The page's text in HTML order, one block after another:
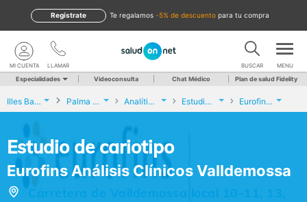
te regalamos -5% de descuento para tu compra
Regístrate
LLAMAR
MI CUENTA BUSCAR MENU
Especialidades Videoconsulta Chat Médico Plan de salud Fidelity
Illes Balears Palma de Mallorca Analíticas y Genética Estudio de cariotipo Eurofins Análisis Clínicos Valldemossa
Estudio de cariotipo
Eurofins Análisis Clínicos Valldemossa
Carretera de Valldemossa local 10-11, 13,